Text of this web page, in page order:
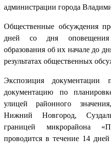
администрации города
Общественные обсуждения
дней со дня оповещения
образования об их начале до
результатах общественных
Экспозиция
документацию по
улицей районного
Нижний Новгород,
границей микрорайона
проводится в течение 14